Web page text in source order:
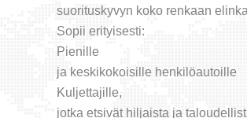
suorituskyvyn koko renkaan
Sopii erityisesti:
Pienille
ja keskikokoisille henkilöautoille
Kuljettajille,
jotka etsivät hiljaista ja